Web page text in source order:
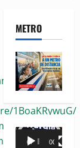
1BoaKRywuG/
METRO
Reproductor
00:00 00:35